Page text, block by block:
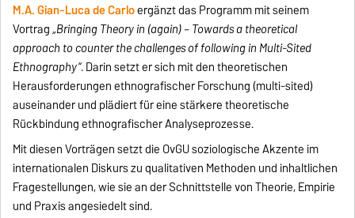
M.A. Gian-Luca de Carloergänzt das Programm mit seinem
Vortrag„Bringing Theory in (again) – Towards a theoretical
approach to counter the challenges of following in Multi-Sited
Ethnography“. Darin setzt er sich mit den theoretischen
Herausforderungen ethnografischer Forschung (multi-sited)
auseinander und plädiert für eine stärkere theoretische
Rückbindung ethnografischer Analyseprozesse.
Mit diesen Vorträgen setzt die OvGU soziologische Akzente im
internationalen Diskurs zu qualitativen Methoden und inhaltlichen
Fragestellungen, wie sie an der Schnittstelle von Theorie, Empirie
und Praxis angesiedelt sind.